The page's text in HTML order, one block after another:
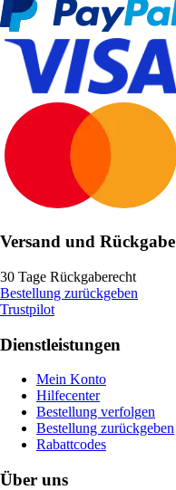
Versand und Rückgabe
30 Tage Rückgaberecht
Bestellung zurückgeben
Trustpilot
Dienstleistungen
Mein Konto
Hilfecenter
Bestellung verfolgen
Bestellung zurückgeben
Rabattcodes
Über uns